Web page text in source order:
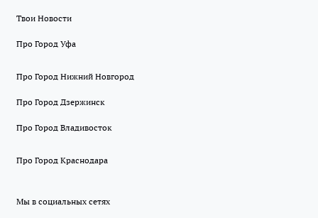
Твои Новости
Про Город Уфа
Про Город Нижний Новгород
Про Город Дзержинск
Про Город Владивосток
Про Город Краснодара
Мы в социальных сетях